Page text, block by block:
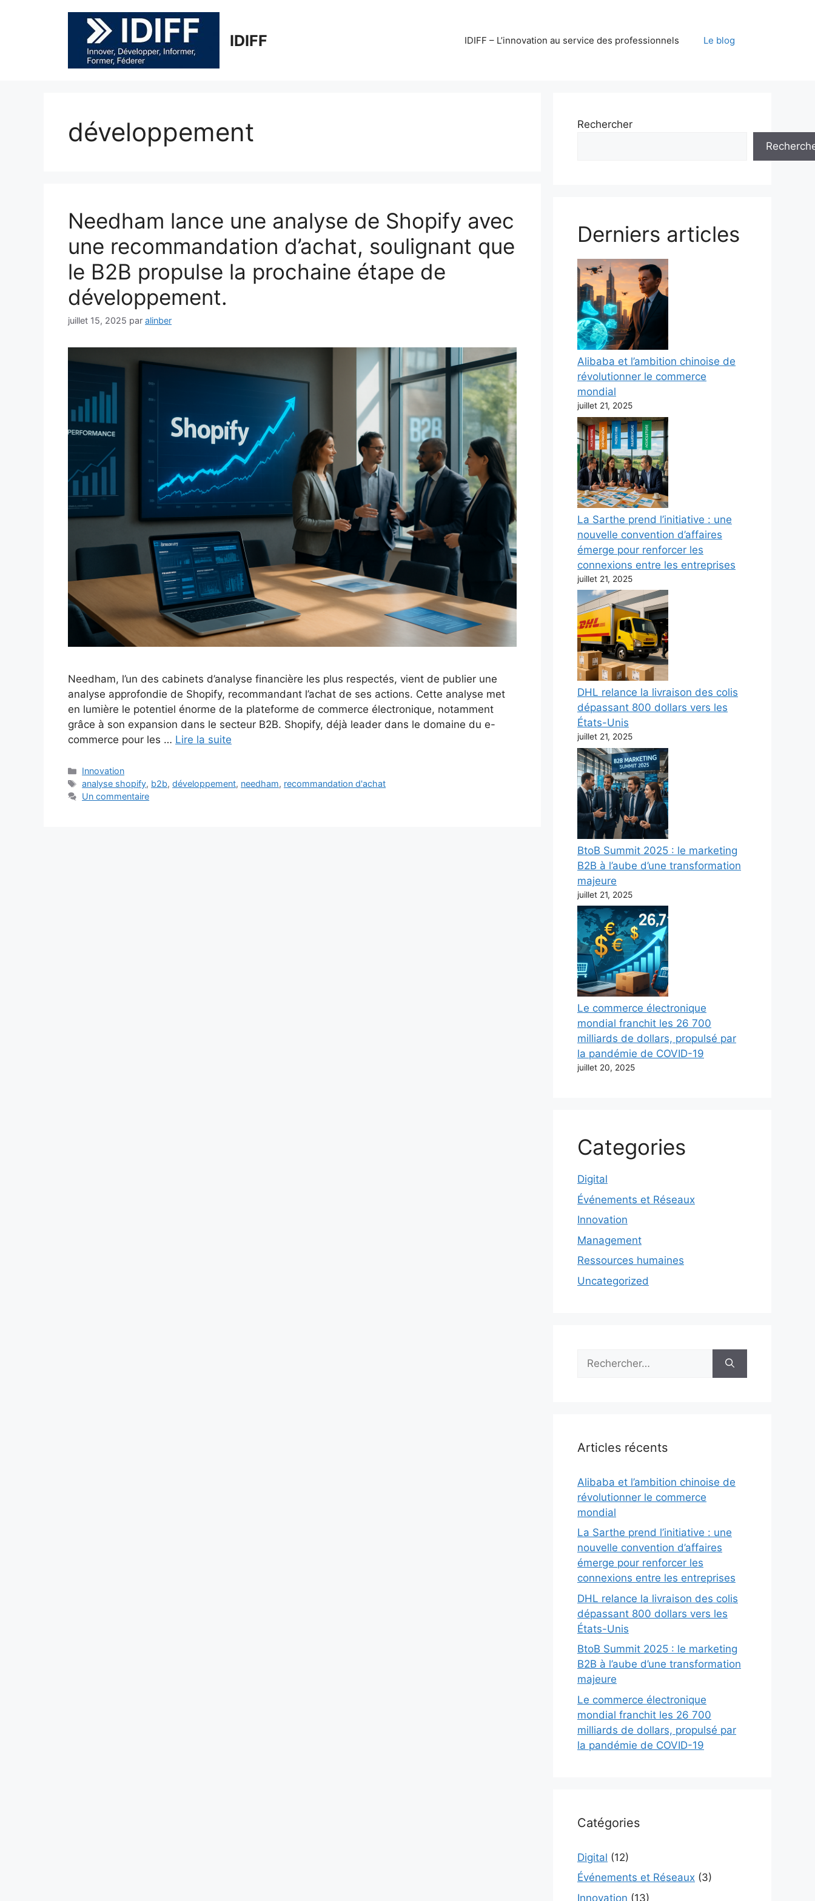
IDIFF IDIFF – L’innovation au service des professionnels Le blog
développement
Needham lance une analyse de Shopify avec
une recommandation d’achat, soulignant que
le B2B propulse la prochaine étape de
développement.
juillet 15, 2025 par alinber
Needham, l’un des cabinets d’analyse financière les plus respectés, vient de publier une
analyse approfondie de Shopify, recommandant l’achat de ses actions. Cette analyse met
en lumière le potentiel énorme de la plateforme de commerce électronique, notamment
grâce à son expansion dans le secteur B2B. Shopify, déjà leader dans le domaine du e-
commerce pour les … Lire la suite
Catégories
Innovation
Étiquettes
analyse shopify, b2b,développement, needham, recommandation d'achat
Un commentaire
Rechercher
Derniers articles
Alibaba et l’ambition chinoise de
révolutionner le commerce
mondial
juillet 21, 2025
La Sarthe prend l’initiative : une
nouvelle convention d’affaires
émerge pour renforcer les
connexions entre les entreprises
juillet 21, 2025
DHL relance la livraison des colis
dépassant 800 dollars vers les
États-Unis
juillet 21, 2025
BtoB Summit 2025 : le marketing
B2B à l’aube d’une transformation
majeure
juillet 21, 2025
Le commerce électronique
mondial franchit les 26 700
milliards de dollars, propulsé par
la pandémie de COVID-19
juillet 20, 2025
Categories
Digital
Événements et Réseaux
Innovation
Management
Ressources humaines
Uncategorized
Articles récents
Alibaba et l’ambition chinoise de
révolutionner le commerce
mondial
La Sarthe prend l’initiative : une
nouvelle convention d’affaires
émerge pour renforcer les
connexions entre les entreprises
DHL relance la livraison des colis
dépassant 800 dollars vers les
États-Unis
BtoB Summit 2025 : le marketing
B2B à l’aube d’une transformation
majeure
Le commerce électronique
mondial franchit les 26 700
milliards de dollars, propulsé par
la pandémie de COVID-19
Catégories
Digital (12)
Événements et Réseaux (3)
Innovation (13)